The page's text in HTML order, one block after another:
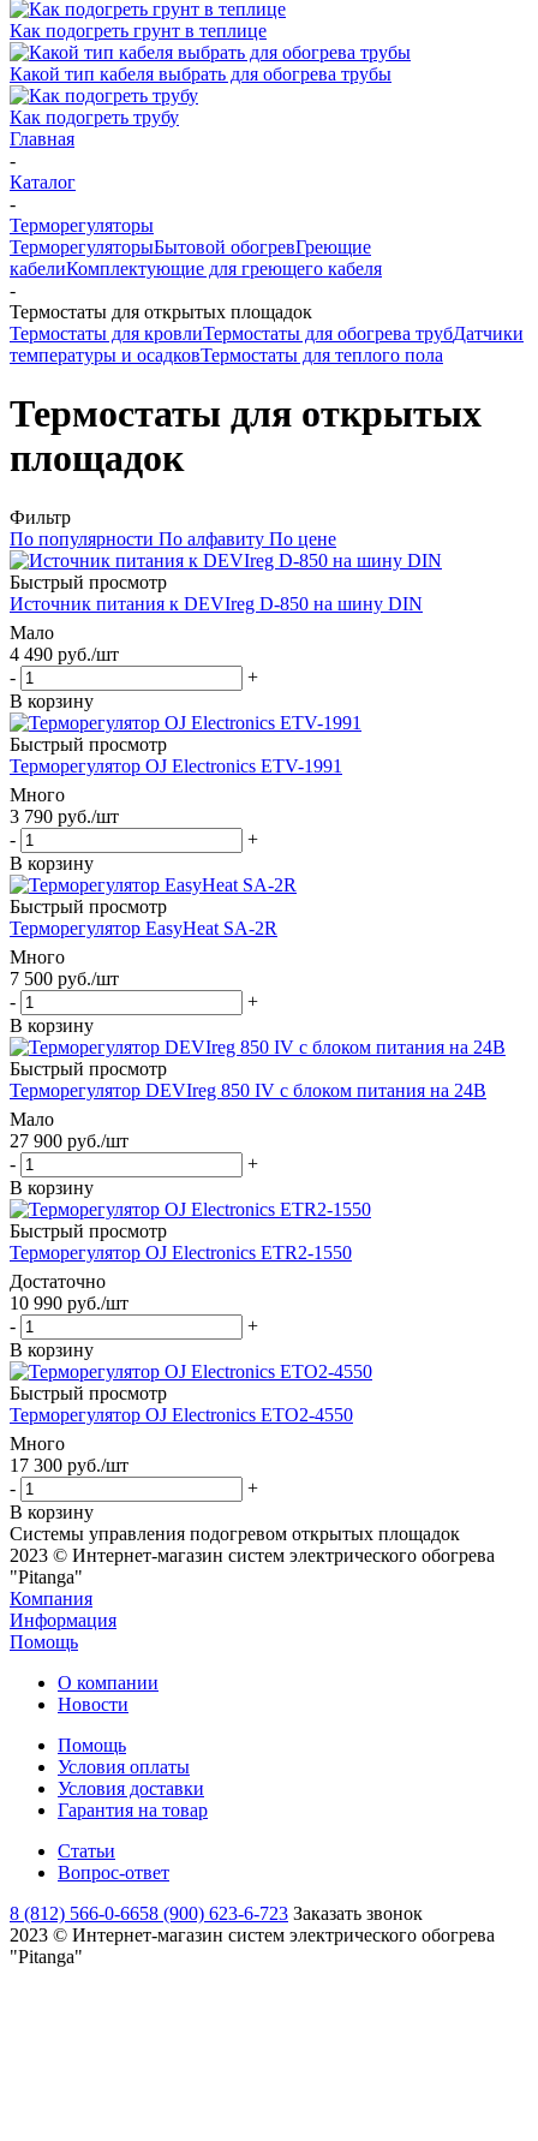
Как подогреть грунт в теплице
Какой тип кабеля выбрать для обогрева трубы
Как подогреть трубу
Главная
-
Каталог
-
Терморегуляторы
ТерморегуляторыБытовой обогревГреющие
кабелиКомплектующие для греющего кабеля
-
Термостаты для открытых площадок
Термостаты для кровлиТермостаты для обогрева трубДатчики
температуры и осадковТермостаты для теплого пола
Термостаты для открытых
площадок
Фильтр
По популярности По алфавиту По цене
Быстрый просмотр
Источник питания к DEVIreg D-850 на шину DIN
Мало
4 490 руб./шт
-
+
В корзину
Быстрый просмотр
Терморегулятор OJ Electronics ETV-1991
Много
3 790 руб./шт
-
+
В корзину
Быстрый просмотр
Терморегулятор EasyHeat SA-2R
Много
7 500 руб./шт
-
+
В корзину
Быстрый просмотр
Терморегулятор DEVIreg 850 IV с блоком питания на 24В
Мало
27 900 руб./шт
-
+
В корзину
Быстрый просмотр
Терморегулятор OJ Electronics ETR2-1550
Достаточно
10 990 руб./шт
-
+
В корзину
Быстрый просмотр
Терморегулятор OJ Electronics ETO2-4550
Много
17 300 руб./шт
-
+
В корзину
Системы управления подогревом открытых площадок
2023 © Интернет-магазин систем электрического обогрева
"Pitanga"
Компания
Информация
Помощь
О компании
Новости
Помощь
Условия оплаты
Условия доставки
Гарантия на товар
Статьи
Вопрос-ответ
8 (812) 566-0-6658 (900) 623-6-723 Заказать звонок
2023 © Интернет-магазин систем электрического обогрева
"Pitanga"